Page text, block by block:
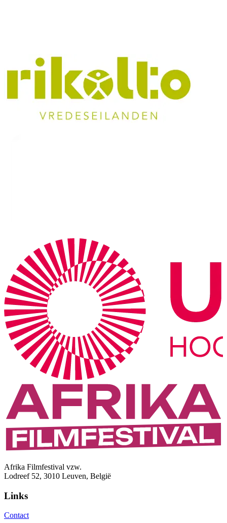
Afrika Filmfestival vzw.
Lodreef 52, 3010 Leuven, België
Links
Contact